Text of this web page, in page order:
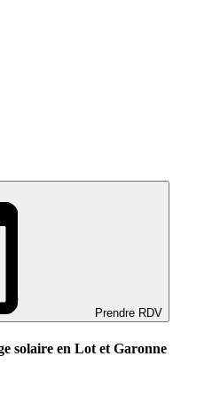
Prendre RDV
solaire en Lot et Garonne